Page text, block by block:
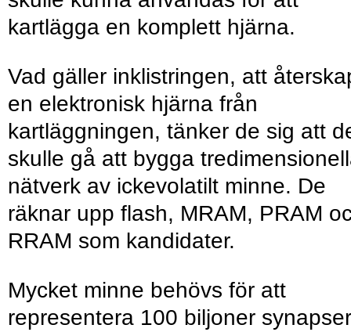
kartlägga en komplett hjärna.
Vad gäller inklistringen, att
en elektronisk hjärna från
kartläggningen, tänker de sig att
skulle gå att bygga
nätverk av ickevolatilt minne. De
räknar upp flash, MRAM, PRAM
RRAM som kandidater.
Mycket minne behövs för att
representera 100 biljoner